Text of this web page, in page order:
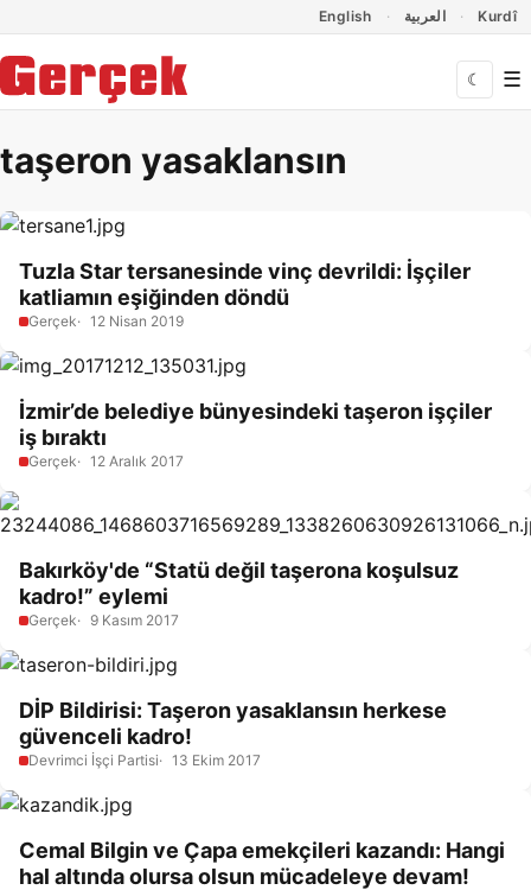
English العربية Kurdî
☾ ☰
taşeron yasaklansın
Tuzla Star tersanesinde vinç devrildi: İşçiler
katliamın eşiğinden döndü
Gerçek 12 Nisan 2019
İzmir’de belediye bünyesindeki taşeron işçiler
iş bıraktı
Gerçek 12 Aralık 2017
Bakırköy'de “Statü değil taşerona koşulsuz
kadro!” eylemi
Gerçek 9 Kasım 2017
DİP Bildirisi: Taşeron yasaklansın herkese
güvenceli kadro!
Devrimci İşçi Partisi 13 Ekim 2017
Cemal Bilgin ve Çapa emekçileri kazandı: Hangi
hal altında olursa olsun mücadeleye devam!